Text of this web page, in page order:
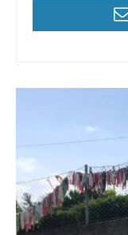
Faça-se assinante do